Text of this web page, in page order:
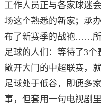
工作人员正与各家球迷
场这个熟悉的新家；承
布了新赛季的战袍……所
足球的人们：等待了3
敞开大门的中超联赛，
足球处于低谷，即便多
事，但套用一句电视剧